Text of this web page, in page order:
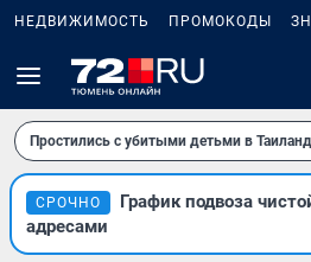
НЕДВИЖИМОСТЬ ПРОМОКОДЫ
Простились с убитыми детьми в
СРОЧНО
График подвоза
адресами